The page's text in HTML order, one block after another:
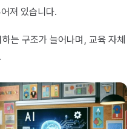
져 있습니다.
는 구조가 늘어나며, 교육 자체